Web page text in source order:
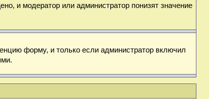
и модератор или администратор понизят значение
форму, и только если администратор включил